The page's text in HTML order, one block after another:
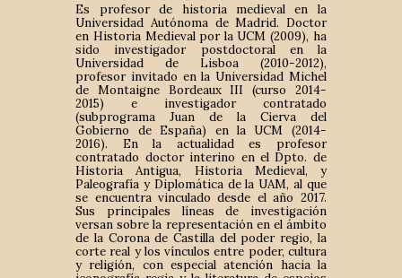
Es profesor de historia medieval en la
Universidad Autónoma de Madrid. Doctor
en Historia Medieval por la UCM (2009), ha
sido investigador postdoctoral en la
Universidad de Lisboa (2010-2012),
profesor invitado en la Universidad Michel
de Montaigne Bordeaux III (curso 2014-
2015) e investigador contratado
(subprograma Juan de la Cierva del
Gobierno de España) en la UCM (2014-
2016). En la actualidad es profesor
contratado doctor interino en el Dpto. de
Historia Antigua, Historia Medieval, y
Paleografía y Diplomática de la UAM, al que
se encuentra vinculado desde el año 2017.
Sus principales líneas de investigación
versan sobre la representación en el ámbito
de la Corona de Castilla del poder regio, la
corte real y los vínculos entre poder, cultura
y religión, con especial atención hacia la